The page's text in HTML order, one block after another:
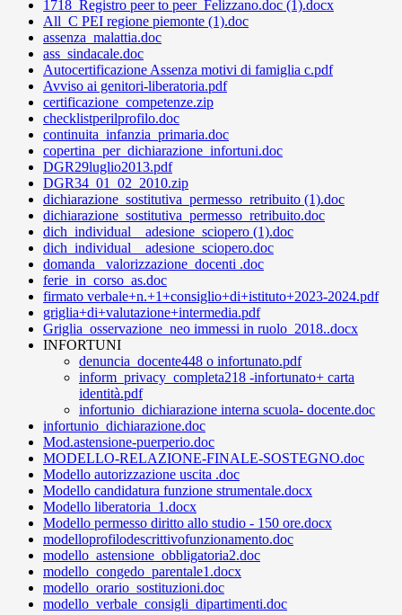
1718_Registro peer to peer_Felizzano.doc (1).docx
All_C PEI regione piemonte (1).doc
assenza_malattia.doc
ass_sindacale.doc
Autocertificazione Assenza motivi di famiglia c.pdf
Avviso ai genitori-liberatoria.pdf
certificazione_competenze.zip
checklistperilprofilo.doc
continuita_infanzia_primaria.doc
copertina_per_dichiarazione_infortuni.doc
DGR29luglio2013.pdf
DGR34_01_02_2010.zip
dichiarazione_sostitutiva_permesso_retribuito (1).doc
dichiarazione_sostitutiva_permesso_retribuito.doc
dich_individual__adesione_sciopero (1).doc
dich_individual__adesione_sciopero.doc
domanda_ valorizzazione_docenti .doc
ferie_in_corso_as.doc
firmato verbale+n.+1+consiglio+di+istituto+2023-2024.pdf
griglia+di+valutazione+intermedia.pdf
Griglia_osservazione_neo immessi in ruolo_2018..docx
INFORTUNI
denuncia_docente448 o infortunato.pdf
inform_privacy_completa218 -infortunato+ carta
identità.pdf
infortunio_dichiarazione interna scuola- docente.doc
infortunio_dichiarazione.doc
Mod.astensione-puerperio.doc
MODELLO-RELAZIONE-FINALE-SOSTEGNO.doc
Modello autorizzazione uscita .doc
Modello candidatura funzione strumentale.docx
Modello liberatoria_1.docx
Modello permesso diritto allo studio - 150 ore.docx
modelloprofilodescrittivofunzionamento.doc
modello_astensione_obbligatoria2.doc
modello_congedo_parentale1.docx
modello_orario_sostituzioni.doc
modello_verbale_consigli_dipartimenti.doc